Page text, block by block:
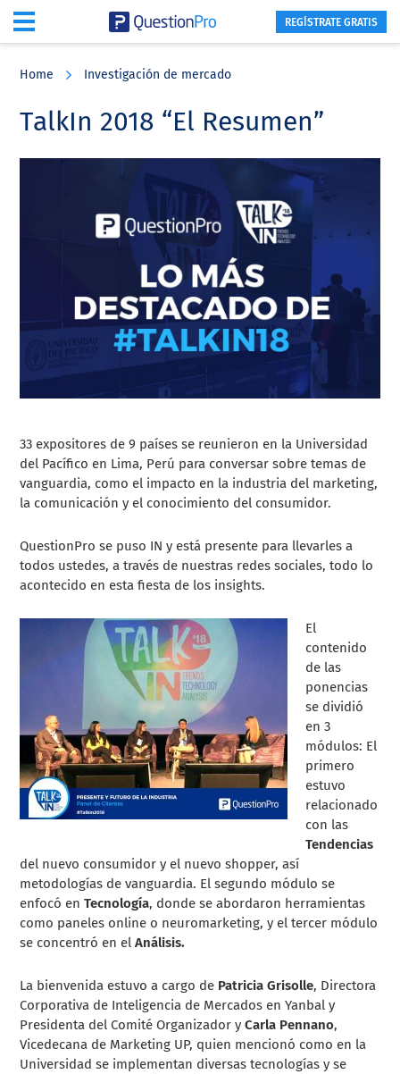
content
sidebar
REGÍSTRATE GRATIS
Home Investigación de mercado
TalkIn 2018 “El Resumen”
33 expositores de 9 países se reunieron en la Universidad
del Pacífico en Lima, Perú para conversar sobre temas de
vanguardia, como el impacto en la industria del marketing,
la comunicación y el conocimiento del consumidor.
QuestionPro se puso IN y está presente para llevarles a
todos ustedes, a través de nuestras redes sociales, todo lo
acontecido en esta fiesta de los insights.
El
contenido
de las
ponencias
se dividió
en 3
módulos: El
primero
estuvo
relacionado
con las
Tendencias
del nuevo consumidor y el nuevo shopper, así
metodologías de vanguardia. El segundo módulo se
enfocó enTecnología, donde se abordaron herramientas
como paneles online o neuromarketing, y el tercer módulo
se concentró en elAnálisis.
La bienvenida estuvo a cargo de Patricia Grisolle, Directora
Corporativa de Inteligencia de Mercados en Yanbal y
Presidenta del Comité Organizador yCarla Pennano,
Vicedecana de Marketing UP, quien mencionó como en la
Universidad se implementan diversas tecnologías y se